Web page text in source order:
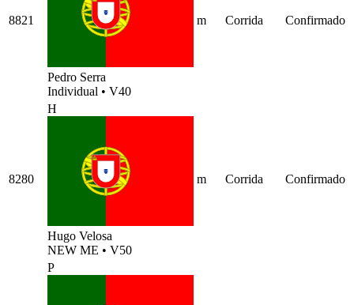
8821
Pedro Serra
Individual • V40
m Corrida Confirmado
8280
H
Hugo Velosa
NEW ME • V50
m Corrida Confirmado
P